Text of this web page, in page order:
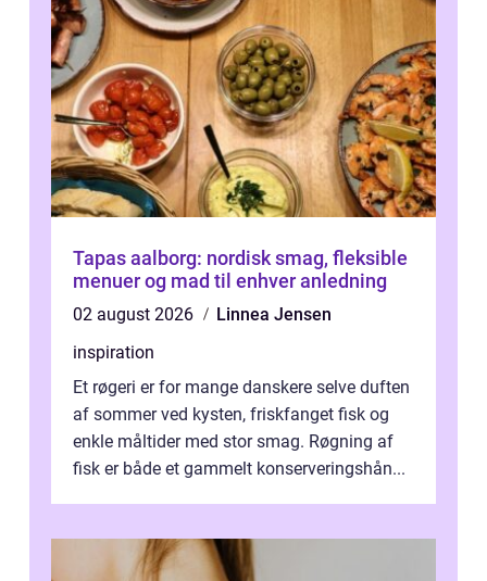
Tapas aalborg: nordisk smag, fleksible
menuer og mad til enhver anledning
02 august 2026
Linnea Jensen
inspiration
Et røgeri er for mange danskere selve duften
af sommer ved kysten, friskfanget fisk og
enkle måltider med stor smag. Røgning af
fisk er både et gammelt konserveringshån...